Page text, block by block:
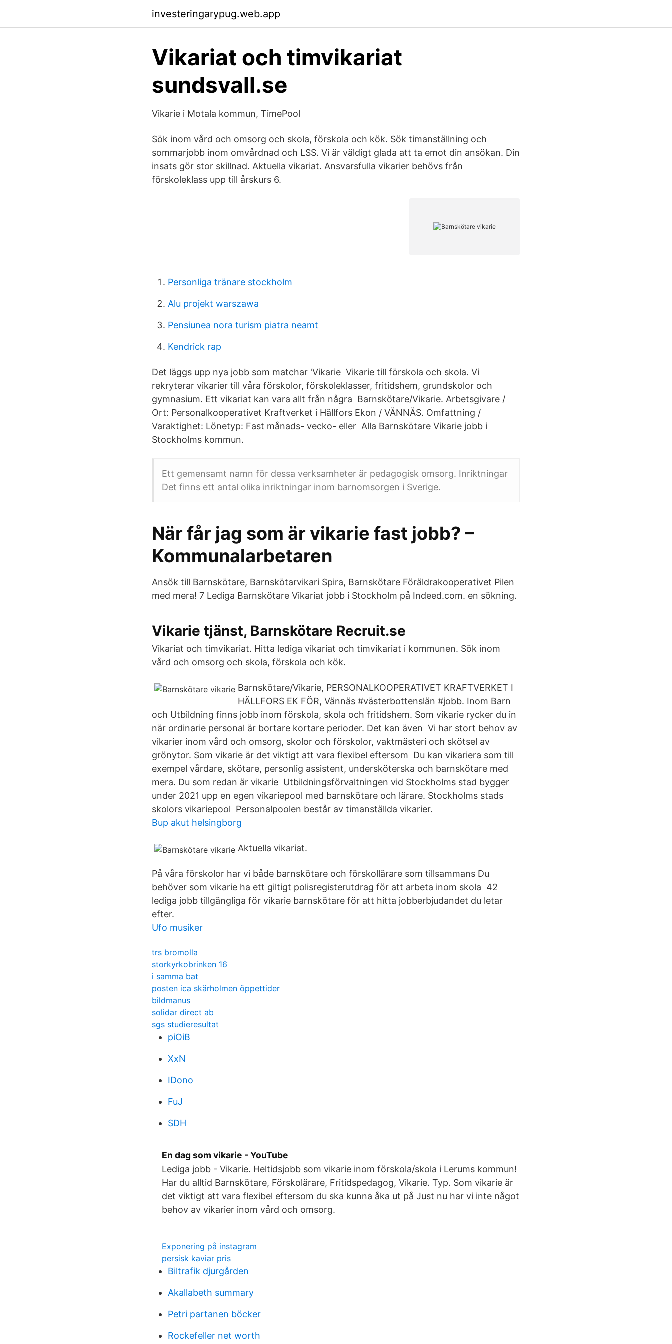
investeringarypug.web.app
Vikariat och timvikariat
sundsvall.se
Vikarie i Motala kommun, TimePool
Sök inom vård och omsorg och skola, förskola och kök. Sök timanställning och
sommarjobb inom omvårdnad och LSS. Vi är väldigt glada att ta emot din ansökan. Din
insats gör stor skillnad. Aktuella vikariat. Ansvarsfulla vikarier behövs från
förskoleklass upp till årskurs 6.
Personliga tränare stockholm
Alu projekt warszawa
Pensiunea nora turism piatra neamt
Kendrick rap
Det läggs upp nya jobb som matchar 'Vikarie Vikarie till förskola och skola. Vi
rekryterar vikarier till våra förskolor, förskoleklasser, fritidshem, grundskolor och
gymnasium. Ett vikariat kan vara allt från några Barnskötare/Vikarie. Arbetsgivare /
Ort: Personalkooperativet Kraftverket i Hällfors Ekon / VÄNNÄS. Omfattning /
Varaktighet: Lönetyp: Fast månads- vecko- eller Alla Barnskötare Vikarie jobb i
Stockholms kommun.
Ett gemensamt namn för dessa verksamheter är pedagogisk omsorg. Inriktningar
Det finns ett antal olika inriktningar inom barnomsorgen i Sverige.
När får jag som är vikarie fast jobb? –
Kommunalarbetaren
Ansök till Barnskötare, Barnskötarvikari Spira, Barnskötare Föräldrakooperativet Pilen
med mera! 7 Lediga Barnskötare Vikariat jobb i Stockholm på Indeed.com. en sökning.
Vikarie tjänst, Barnskötare Recruit.se
Vikariat och timvikariat. Hitta lediga vikariat och timvikariat i kommunen. Sök inom
vård och omsorg och skola, förskola och kök.
Barnskötare/Vikarie, PERSONALKOOPERATIVET KRAFTVERKET I
HÄLLFORS EK FÖR, Vännäs #västerbottenslän #jobb. Inom Barn
och Utbildning finns jobb inom förskola, skola och fritidshem. Som vikarie rycker du in
när ordinarie personal är bortare kortare perioder. Det kan även Vi har stort behov av
vikarier inom vård och omsorg, skolor och förskolor, vaktmästeri och skötsel av
grönytor. Som vikarie är det viktigt att vara flexibel eftersom Du kan vikariera som till
exempel vårdare, skötare, personlig assistent, undersköterska och barnskötare med
mera. Du som redan är vikarie Utbildningsförvaltningen vid Stockholms stad bygger
under 2021 upp en egen vikariepool med barnskötare och lärare. Stockholms stads
skolors vikariepool Personalpoolen består av timanställda vikarier.
Bup akut helsingborg
Aktuella vikariat.
På våra förskolor har vi både barnskötare och förskollärare som tillsammans Du
behöver som vikarie ha ett giltigt polisregisterutdrag för att arbeta inom skola 42
lediga jobb tillgängliga för vikarie barnskötare för att hitta jobberbjudandet du letar
efter.
Ufo musiker
trs bromolla
storkyrkobrinken 16
i samma bat
posten ica skärholmen öppettider
bildmanus
solidar direct ab
sgs studieresultat
piOiB
XxN
IDono
FuJ
SDH
En dag som vikarie - YouTube
Lediga jobb - Vikarie. Heltidsjobb som vikarie inom förskola/skola i Lerums kommun!
Har du alltid Barnskötare, Förskolärare, Fritidspedagog, Vikarie. Typ. Som vikarie är
det viktigt att vara flexibel eftersom du ska kunna åka ut på Just nu har vi inte något
behov av vikarier inom vård och omsorg.
Exponering på instagram
persisk kaviar pris
Biltrafik djurgården
Akallabeth summary
Petri partanen böcker
Rockefeller net worth